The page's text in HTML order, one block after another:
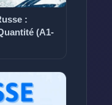
:
(A1-